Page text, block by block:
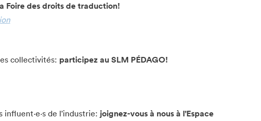
Foire des droits de traduction!
collectivités: participez au SLM PÉDAGO!
influent·e·s de l'industrie: joignez-vous à nous à l'Espace